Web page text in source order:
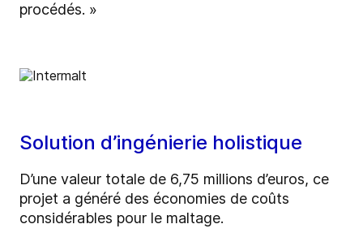
procédés. »
Solution d’ingénierie holistique
D’une valeur totale de 6,75 millions d’euros, ce
projet a généré des économies de coûts
considérables pour le maltage.